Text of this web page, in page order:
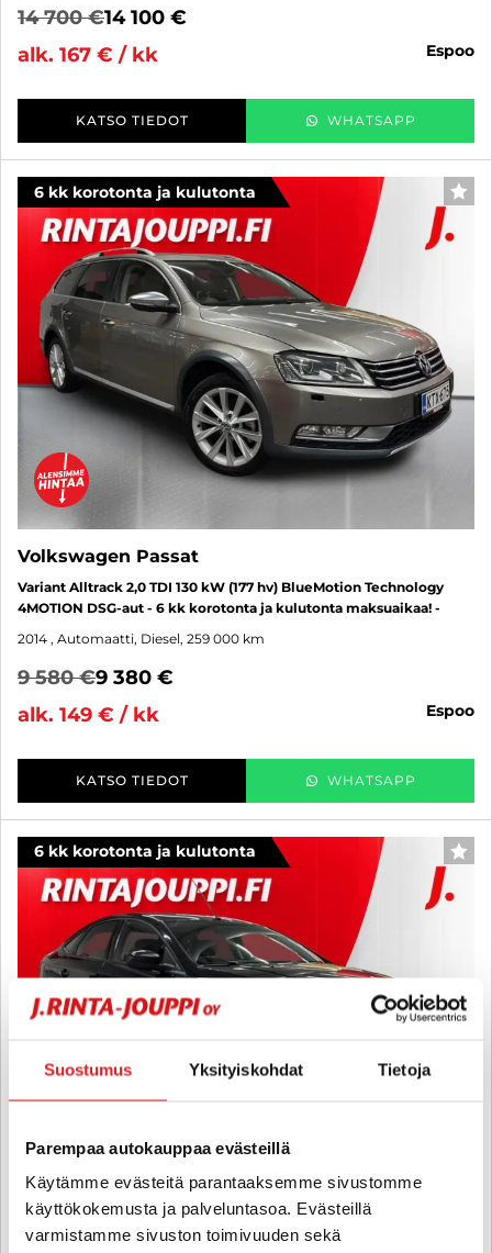
Suostumus Yksityiskohdat Tietoja
Parempaa autokauppaa evästeillä
Käytämme evästeitä parantaaksemme sivustomme
käyttökokemusta ja palveluntasoa. Evästeillä
varmistamme sivuston toimivuuden sekä
14 700 €14 100 €
alk. 167 € / kk
espoo
KATSO TIEDOT WHATSAPP
6 kk korotonta ja kulutonta
Volkswagen Passat
Variant Alltrack 2,0 TDI 130 kW (177 hv) BlueMotion Technology
4MOTION DSG-aut - 6 kk korotonta ja kulutonta maksuaikaa! -
2014 , Automaatti, Diesel, 259 000 km
9 580 €9 380 €
alk. 149 € / kk
espoo
KATSO TIEDOT WHATSAPP
6 kk korotonta ja kulutonta
Ford Mondeo
1,8 TDCi 125hv ECOnetic M5 5-ovinen - 6 kk korotonta ja kulutonta